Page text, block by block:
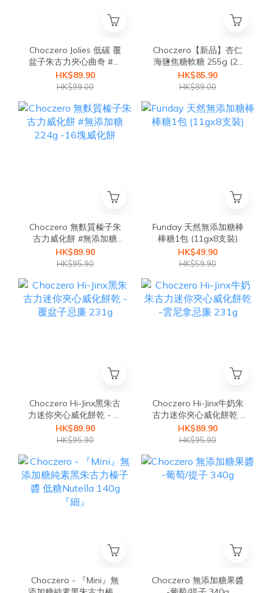
Choczero Jolies 低碳 覆
盆子朱古力夾心曲奇 #無
麩質 #無添加糖
HK$89.90
HK$99.00
Choczero【新品】杏仁
海鹽焦糖軟糖 255g (24
粒) #無添加糖太妃糖/拖
肥糖盒裝 #大大盒家庭裝
HK$85.90
HK$89.00
Choczero 無麩質榛子朱
古力威化餅 #無添加糖
224g -16塊威化餅
HK$89.90
HK$95.90
Funday 天然無添加糖棒
棒糖1包 (11gx8支裝)
HK$49.90
HK$59.90
Choczero Hi-Jinx黑朱古
力迷你夾心威化餅乾 - 覆
盆子忌廉 231g
HK$89.90
HK$95.90
Choczero Hi-Jinx牛奶朱
古力迷你夾心威化餅乾 -
雲尼拿忌廉 231g
HK$89.90
HK$95.90
Choczero - 『Mini』無
Choczero 無添加糖果醬